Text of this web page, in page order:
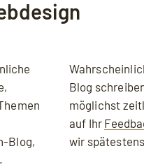
Blog,
Blog
möglichst
auf Ihr
wir
Ihre Daten an YouTube
akzeptieren.